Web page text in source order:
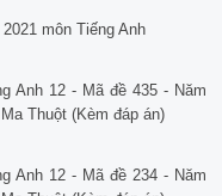
môn Tiếng Anh
Anh 12 - Mã đề 435 - Năm
Thuột (Kèm đáp án)
Anh 12 - Mã đề 234 - Năm